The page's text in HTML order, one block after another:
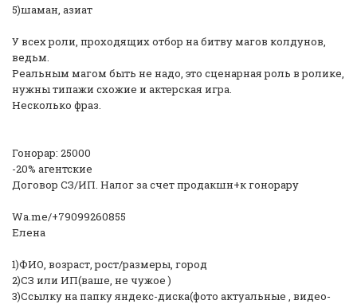
5)шаман, азиат
У всех роли, проходящих отбор на битву магов колдунов,
ведьм.
Реальным магом быть не надо, это сценарная роль в ролике,
нужны типажи схожие и актерская игра.
Несколько фраз.
Гонорар: 25000
-20% агентские
Договор СЗ/ИП. Налог за счет продакшн+к гонорару
Wa.me/+79099260855
Елена
1)ФИО, возраст, рост/размеры, город
2)СЗ или ИП(ваше, не чужое )
3)Ссылку на папку яндекс-диска(фото актуальные , видео-